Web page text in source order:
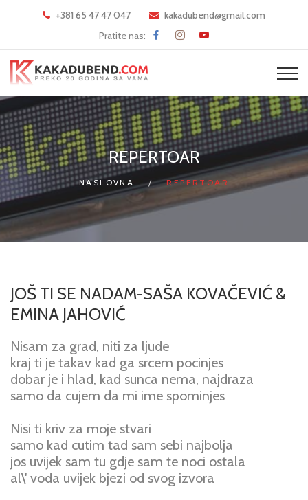
+381 65 47 47 047
kakadubend@gmail.com
Pratite nas:
REPERTOAR
NASLOVNA REPERTOAR
JOŠ TI SE NADAM-SAŠA KOVAČEVIĆ &
EMINA JAHOVIĆ
Nisam za grad, niti za ljude
kraj ti je takav kad ga srcem pocinjes
dobar je i hlad, kad sunca nema, najdraza
samo da cujem da mi ime spominjes
Nisi ti kriv za moje stvari
samo kad cutim tad sam sebi najbolja
jos uvijek sam tu gdje sam te noci ostala
al\' voda uvijek bjezi od svog izvora